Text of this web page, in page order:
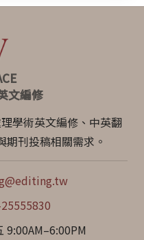
文編修
學術英文編修、中英翻
刊投稿相關需求。
9:00AM–6:00PM